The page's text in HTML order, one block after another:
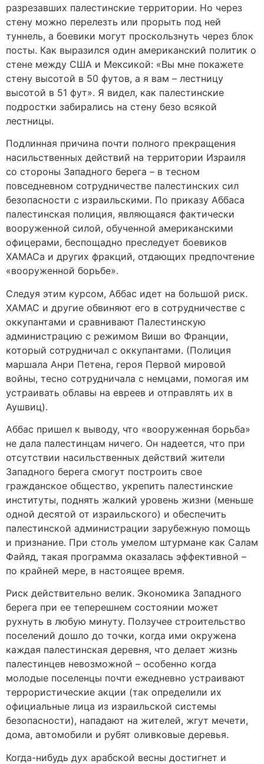
разрезавших палестинские территории. Но через
стену можно перелезть или прорыть под ней
туннель, а боевики могут проскользнуть через блок
посты. Как выразился один американский политик о
стене между США и Мексикой: «Вы мне покажете
стену высотой в 50 футов, а я вам – лестницу
высотой в 51 фут». Я видел, как палестинские
подростки забирались на стену безо всякой
лестницы.
Подлинная причина почти полного прекращения
насильственных действий на территории Израиля
со стороны Западного берега – в тесном
повседневном сотрудничестве палестинских сил
безопасности с израильскими. По приказу Аббаса
палестинская полиция, являющаяся фактически
вооруженной силой, обученной американскими
офицерами, беспощадно преследует боевиков
ХАМАСа и других фракций, отдающих предпочтение
«вооруженной борьбе».
Следуя этим курсом, Аббас идет на большой риск.
ХАМАС и другие обвиняют его в сотрудничестве с
оккупантами и сравнивают Палестинскую
администрацию с режимом Виши во Франции,
который сотрудничал с оккупантами. (Полиция
маршала Анри Петена, героя Первой мировой
войны, тесно сотрудничала с немцами, помогая им
устраивать облавы на евреев и отправлять их в
Аушвиц).
Аббас пришел к выводу, что «вооруженная борьба»
не дала палестинцам ничего. Он надеется, что при
отсутствии насильственных действий жители
Западного берега смогут построить свое
гражданское общество, укрепить палестинские
институты, поднять жалкий уровень жизни (меньше
одной десятой от израильского) и обеспечить
палестинской администрации зарубежную помощь
и признание. При столь умелом штурмане как Салам
Файяд, такая программа оказалась эффективной –
по крайней мере, в настоящее время.
Риск действительно велик. Экономика Западного
берега при ее теперешнем состоянии может
рухнуть в любую минуту. Ползучее строительство
поселений дошло до точки, когда ими окружена
каждая палестинская деревня, что делает жизнь
палестинцев невозможной – особенно когда
молодые поселенцы почти ежедневно устраивают
террористические акции (так определили их
официальные лица из израильской системы
безопасности), нападают на жителей, жгут мечети,
дома, автомобили и рубят оливковые деревья.
Когда-нибудь дух арабской весны достигнет и